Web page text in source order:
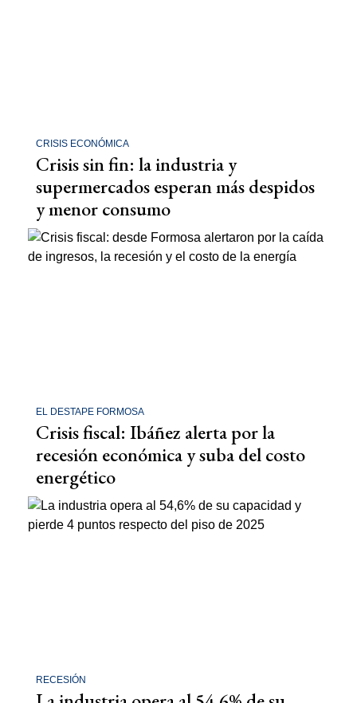
CRISIS ECONÓMICA
Crisis sin fin: la industria y
supermercados esperan más despidos
y menor consumo
EL DESTAPE FORMOSA
Crisis fiscal: Ibáñez alerta por la
recesión económica y suba del costo
energético
RECESIÓN